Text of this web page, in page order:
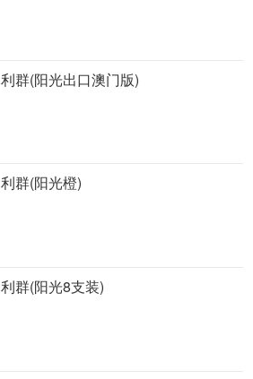
利群(阳光出口澳门版)
利群(阳光橙)
利群(阳光8支装)